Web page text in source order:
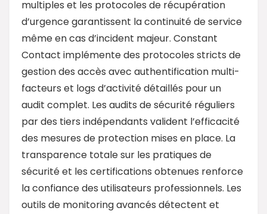
multiples et les protocoles de récupération
d’urgence garantissent la continuité de service
même en cas d’incident majeur. Constant
Contact implémente des protocoles stricts de
gestion des accès avec authentification multi-
facteurs et logs d’activité détaillés pour un
audit complet. Les audits de sécurité réguliers
par des tiers indépendants valident l’efficacité
des mesures de protection mises en place. La
transparence totale sur les pratiques de
sécurité et les certifications obtenues renforce
la confiance des utilisateurs professionnels. Les
outils de monitoring avancés détectent et